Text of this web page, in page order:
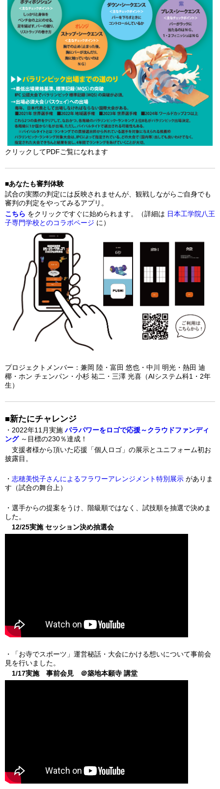
クリックしてPDFご覧になれます
■あなたも審判体験
試合の実際の判定には反映されませんが、観戦しながらご自身でも
審判の判定をやってみるアプリ。
こちら をクリックですぐに始められます。（詳細は 日本工学院八王
子専門学校とのコラボページ に）
プロジェクトメンバー：兼岡 陸・富田 悠也・中川 明光・熱田 迪
椰・ホン チェンパン・小杉 祐二・三澤 光喜（AIシステム科1・2年
生）
■新たにチャレンジ
・2022年11月実施 パラパワーをロゴで応援～クラウドファンディ
ング～目標の230％達成！
支援者様から頂いた応援「個人ロゴ」の展示とユニフォーム初お
披露目。
・ 志穂美悦子さんによるフラワーアレンジメント特別展示 がありま
す（試合の舞台上）
・選手からの提案をうけ、階級順ではなく、試技順を抽選で決めま
した。
12/25実施 セッション決め抽選会
・「お寺でスポーツ」運営秘話・大会にかける想いについて事前会
見を行いました。
1/17実施 事前会見 ＠築地本願寺 講堂